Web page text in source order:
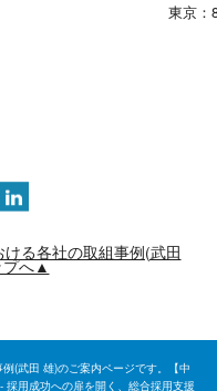
東京：
る各社の取組事例(武田
プへ▲
(武田 雄)のご案内ページです。【中
用成功への扉を開く、総合採用支援